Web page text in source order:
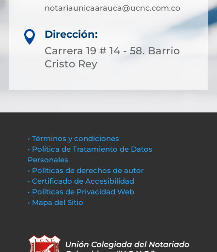
notariaunicaarauca@ucnc.com.co

Dirección:
Carrera 19 # 14 - 58. Barrio
Cristo Rey
• Términos y condiciones
• Política de Tratamiento de Datos
Personales
• Políticas de derechos de autor
• Certificado de Accesibilidad
• Políticas de Privacidad Web
• Mapa del Sitio